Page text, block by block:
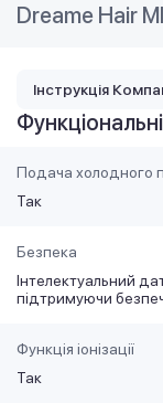
Dreame Hair
Подача холодного
Так
Безпека
Інтелектуальний
підтримуючи
Функція іонізації
Так